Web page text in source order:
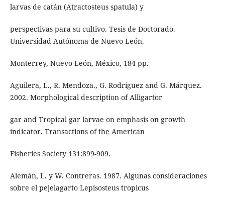
larvas de catán (Atractosteus spatula) y
perspectivas para su cultivo. Tesis de Doctorado.
Universidad Autónoma de Nuevo León.
Monterrey, Nuevo León, México, 184 pp.
Aguilera, L., R. Mendoza., G. Rodríguez and G. Márquez.
2002. Morphological description of Alligartor
gar and Tropical gar larvae on emphasis on growth
indicator. Transactions of the American
Fisheries Society 131:899-909.
Alemán, L. y W. Contreras. 1987. Algunas consideraciones
sobre el pejelagarto Lepisosteus tropicus